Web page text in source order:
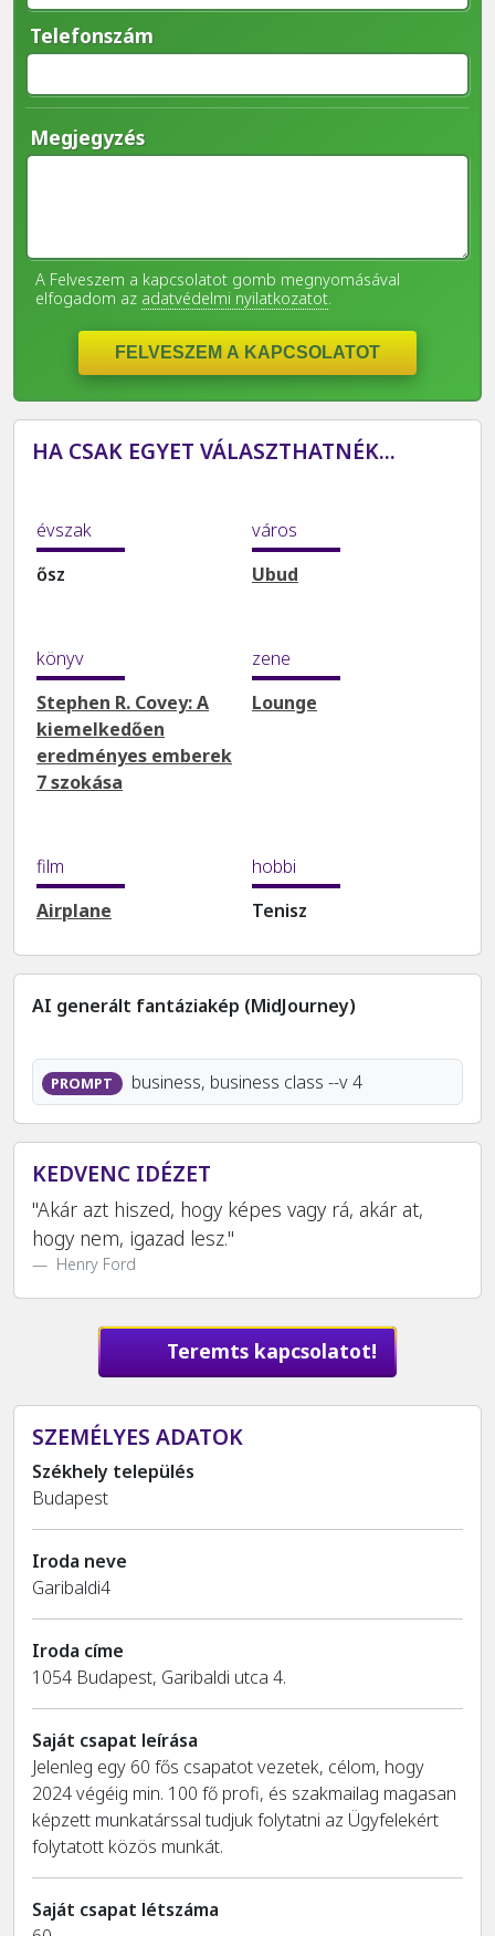
Telefonszám
Megjegyzés
A Felveszem a kapcsolatot gomb megnyomásával
elfogadom az adatvédelmi nyilatkozatot.
HA CSAK EGYET VÁLASZTHATNÉK...
évszak
ősz
város
Ubud
könyv
Stephen R. Covey: A
kiemelkedően
eredményes emberek
7 szokása
zene
Lounge
film
Airplane
hobbi
Tenisz
AI generált fantáziakép (MidJourney)
PROMPT business, business class --v 4
KEDVENC IDÉZET
"Akár azt hiszed, hogy képes vagy rá, akár at,
hogy nem, igazad lesz."
Henry Ford
Teremts kapcsolatot!
SZEMÉLYES ADATOK
Székhely település
Budapest
Iroda neve
Garibaldi4
Iroda címe
1054 Budapest, Garibaldi utca 4.
Saját csapat leírása
Jelenleg egy 60 fős csapatot vezetek, célom, hogy
2024 végéig min. 100 fő profi, és szakmailag magasan
képzett munkatárssal tudjuk folytatni az Ügyfelekért
folytatott közös munkát.
Saját csapat létszáma